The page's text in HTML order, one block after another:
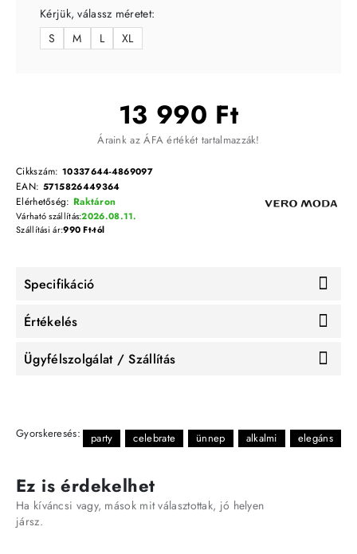
13 990 Ft
Áraink az ÁFA értékét tartalmazzák!
Cikkszám: 10337644-4869097
EAN: 5715826449364
Elérhetőség: Raktáron
Várható szállítás:2026.08.11.
Szállítási ár:990 Ft-tól
Kérjük, válassz méretet:
S
M L XL
Specifikáció
Értékelés
Ügyfélszolgálat / Szállítás
Gyorskeresés: party celebrate ünnep alkalmi elegáns
Ez is érdekelhet
Ha kíváncsi vagy, mások mit választottak, jó helyen
jársz.